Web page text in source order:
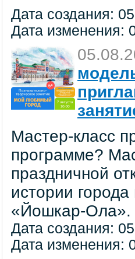
Дата создания:
Дата изменения:
Мастер-класс
программе?
праздничной
истории
«Йошкар-Ола».
Дата создания:
Дата изменения: